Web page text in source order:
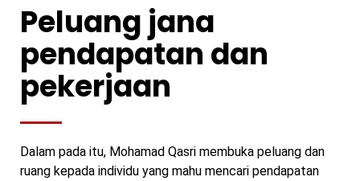
Peluang jana
pendapatan dan
pekerjaan
Dalam pada itu, Mohamad Qasri membuka peluang dan
ruang kepada individu yang mahu mencari pendapatan